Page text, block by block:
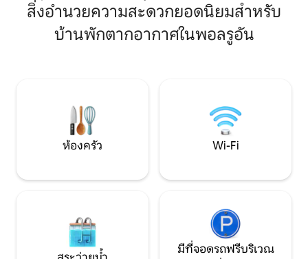
หลังที่สอง นอนได้ 6 คนผู้ใหญ่ 4 คนและ
เด็ก 2 คน โพลรวนมีผับ 2 แห่ง ร้านค้า
หมู่บ้าน คาเฟ่ 2 แห่ง และร้านเบเกอรี่
อยู่ไม่ไกลจากคอทเทจ โดยมีค่าใช้จ่ายเพิ่ม
อาการแพ้ ตั้งอยู่ใ
ไกลไปยังความรื่น
สิ่งอำนวยความสะดวกยอดนิยมสำหรับ
บ้านพักตากอากาศในพอลรูอัน
ห้องครัว Wi-Fi
มีที่จอดรถฟรีบริเวณ